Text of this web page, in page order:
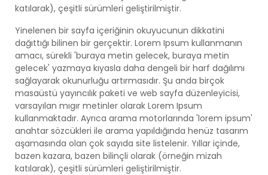
katılarak), çeşitli sürümleri geliştirilmiştir.
Yinelenen bir sayfa içeriğinin okuyucunun dikkatini
dağıttığı bilinen bir gerçektir. Lorem Ipsum kullanmanın
amacı, sürekli 'buraya metin gelecek, buraya metin
gelecek' yazmaya kıyasla daha dengeli bir harf dağılımı
sağlayarak okunurluğu artırmasıdır. Şu anda birçok
masaüstü yayıncılık paketi ve web sayfa düzenleyicisi,
varsayılan mıgır metinler olarak Lorem Ipsum
kullanmaktadır. Ayrıca arama motorlarında 'lorem ipsum'
anahtar sözcükleri ile arama yapıldığında henüz tasarım
aşamasında olan çok sayıda site listelenir. Yıllar içinde,
bazen kazara, bazen bilinçli olarak (örneğin mizah
katılarak), çeşitli sürümleri geliştirilmiştir.